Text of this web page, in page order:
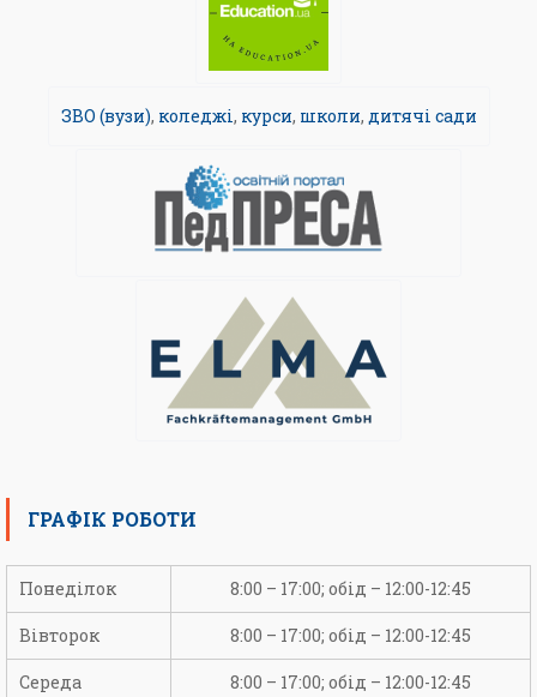
ЗВО (вузи), коледжі, курси, школи, дитячі сади
ГРАФІК РОБОТИ
Понеділок 8:00 – 17:00; обід – 12:00-12:45
Вівторок 8:00 – 17:00; обід – 12:00-12:45
Середа 8:00 – 17:00; обід – 12:00-12:45